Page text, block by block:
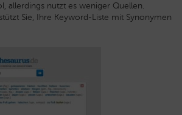
allerdings nutzt es weniger Quellen.
Sie, Ihre Keyword-Liste mit Synonymen